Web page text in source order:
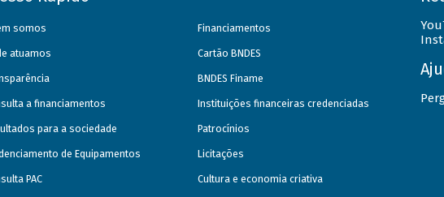
somos
atuamos
a financiamentos
para a sociedade
de Equipamentos
PAC
Financiamentos
Cartão BNDES
BNDES Finame
Instituições financeiras credenciadas
Patrocínios
Licitações
Cultura e economia criativa